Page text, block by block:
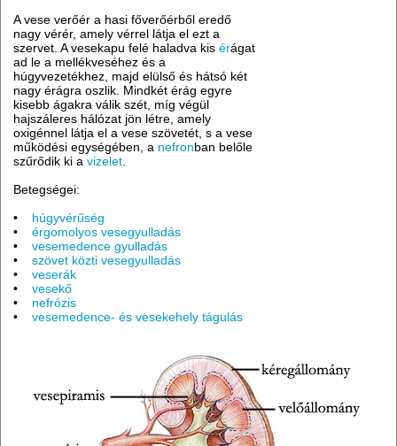
A vese verőér a hasi főverőérből eredő
nagy vérér, amely vérrel látja el ezt a
szervet. A vesekapu felé haladva kisérágat
ad le a mellékveséhez és a
húgyvezetékhez, majd elülső és hátsó két
nagy érágra oszlik. Mindkét érág egyre
kisebb ágakra válik szét, míg végül
hajszáleres hálózat jön létre, amely
oxigénnel látja el a vese szövetét, s a vese
működési egységében, a nefronban belőle
szűrődik ki avizelet
Betegségei:
• húgyvérűség
•érgomolyos vesegyulladás
•vesemedence gyulladás
•szövet közti vesegyulladás
•veserák
•vesekő
• nefrózis
•vesemedence- és vesekehely tágulás